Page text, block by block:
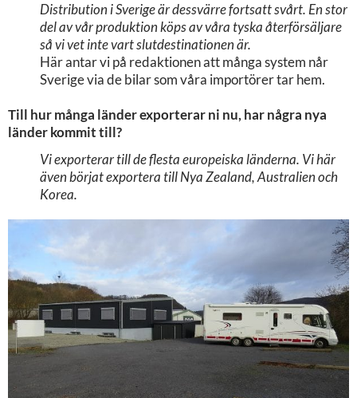
Distribution i Sverige är dessvärre fortsatt svårt. En stor
del av vår produktion köps av våra tyska återförsäljare
så vi vet inte vart slutdestinationen är.
Här antar vi på redaktionen att många system når
Sverige via de bilar som våra importörer tar hem.
Till hur många länder exporterar ni nu, har några nya
länder kommit till?
Vi exporterar till de flesta europeiska länderna. Vi här
även börjat exportera till Nya Zealand, Australien och
Korea.